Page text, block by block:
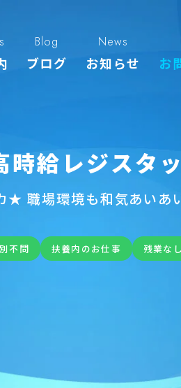
Blog
ブログ
News
お知らせ お
時給レジスタ
★ 職場環境も和気あいあ
不問 扶養内のお仕事 残業なし